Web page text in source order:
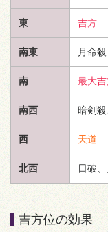
東 吉方
南東 月命殺
南 最大
南西 暗剣
西 天道
北西 日破
吉方位の効果